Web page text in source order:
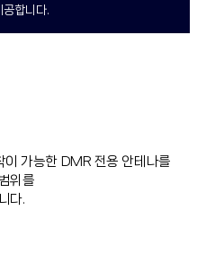
합니다.
가능한 DMR 전용 안테나를
위를
다.